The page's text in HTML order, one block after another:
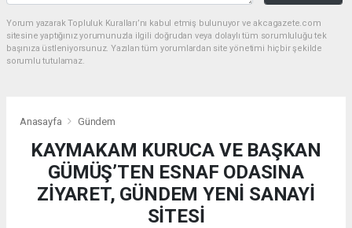
Yorum yazarak Topluluk Kuralları’nı kabul etmiş bulunuyor ve akcagazete.com
sitesine yaptığınız yorumunuzla ilgili doğrudan veya dolaylı tüm sorumluluğu tek
başınıza üstleniyorsunuz. Yazılan tüm yorumlardan site yönetimi hiçbir şekilde
sorumlu tutulamaz.
Anasayfa Gündem
KAYMAKAM KURUCA VE BAŞKAN
GÜMÜŞ’TEN ESNAF ODASINA
ZİYARET, GÜNDEM YENİ SANAYİ
SİTESİ